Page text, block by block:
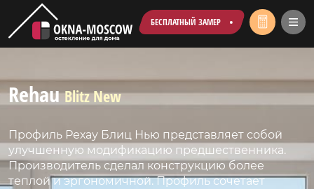
БЕСПЛАТНЫЙ ЗАМЕР
RehauBlitz New
Профиль Рехау Блиц Нью представляет собой
улучшенную модификацию предшественника.
Производитель сделал конструкцию более
теплой и эргономичной. Профиль сочетает